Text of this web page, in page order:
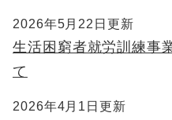
2026年5月22日更新
生活困窮者就労訓練事
て
2026年4月1日更新